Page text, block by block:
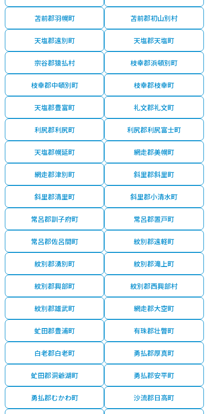
苫前郡羽幌町 苫前郡初山別村
天塩郡遠別町 天塩郡天塩町
宗谷郡猿払村 枝幸郡浜頓別町
枝幸郡中頓別町 枝幸郡枝幸町
天塩郡豊富町 礼文郡礼文町
利尻郡利尻町 利尻郡利尻富士町
天塩郡幌延町 網走郡美幌町
網走郡津別町 斜里郡斜里町
斜里郡清里町 斜里郡小清水町
常呂郡訓子府町 常呂郡置戸町
常呂郡佐呂間町 紋別郡遠軽町
紋別郡湧別町 紋別郡滝上町
紋別郡興部町 紋別郡西興部村
紋別郡雄武町 網走郡大空町
虻田郡豊浦町 有珠郡壮瞥町
白老郡白老町 勇払郡厚真町
虻田郡洞爺湖町 勇払郡安平町
勇払郡むかわ町 沙流郡日高町